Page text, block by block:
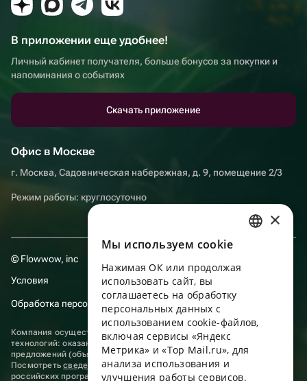
В приложении еще удобнее!
Личный кабинет получателя, больше бонусов за покупки и
напоминания о событиях
Скачать приложение
Офис в Москве
г. Москва, Садовническая набережная, д. 9, помещение 2/3
Режим работы: круглосуточно
© Flowwow, inc
Условия
Обработка персональных данных
Компания осуществляет деятельность в области информационных
технологий: оказание услуг в сети “Интернет” по размещению
предложений (объявлений) продавцов о реализации товаров.
Посмотретьсведения о программах, включенных в реестр
российских программ для электронных вычислительных машин и
ENGLISH
UKRAINIAN
PORTUGUESE
×
Мы используем сookie
Нажимая ОК или продолжая
использовать сайт, вы
соглашаетесь на обработку
персональных данных с
использованием cookie-файлов,
включая сервисы «Яндекс
Метрика» и «Top Mail.ru», для
анализа использования и
улучшения работы сервисов.